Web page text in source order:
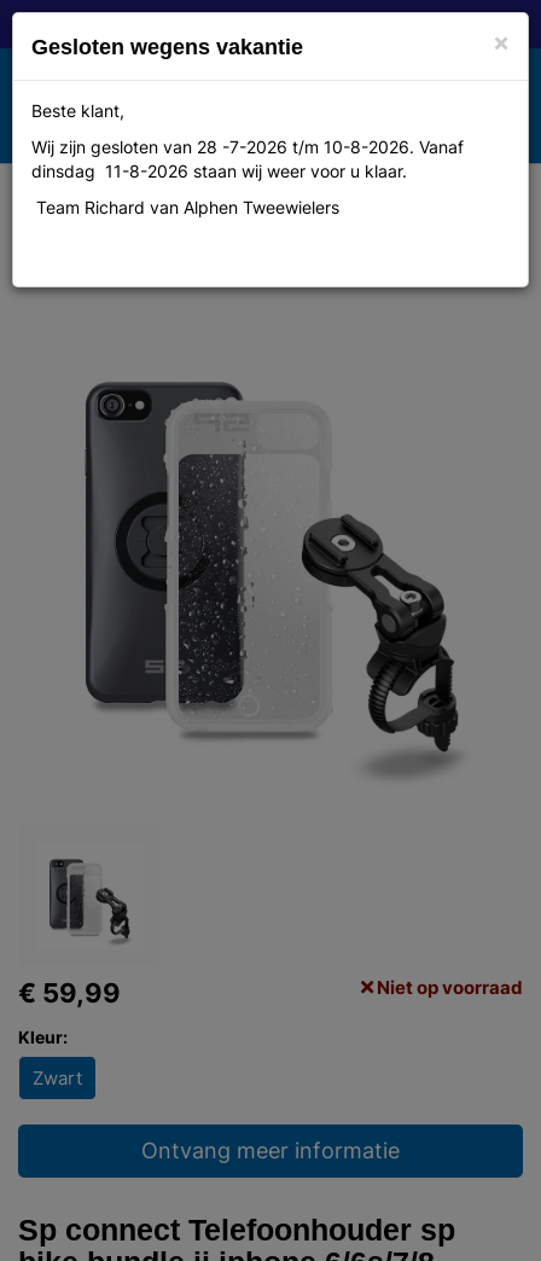
Toggle
navigation
MENU
Sp connect Telefoonhouder sp
€ 59,99 Niet op voorraad
Kleur:
Zwart
Ontvang meer informatie
Sp connect Telefoonhouder sp
×
Gesloten wegens vakantie
Beste klant,
Wij zijn gesloten van 28 -7-2026 t/m 10-8-2026. Vanaf
dinsdag 11-8-2026 staan wij weer voor u klaar.
Team Richard van Alphen Tweewielers